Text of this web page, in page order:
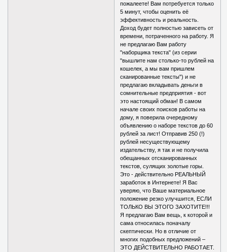
пожалеете! Вам потребуется только
5 минут, чтобы оценить её
эффективность и реальность.
Доход будет полностью зависеть от
времени, потраченного на работу. Я
не предлагаю Вам работу
"наборщика текста" (из серии
"вышлите нам столько-то рублей на
кошелек, а мы вам пришлем
сканированные тексты") и не
предлагаю вкладывать деньги в
сомнительные предприятия - вот
это настоящий обман! В самом
начале своих поисков работы на
дому, я поверила очередному
объявлению о наборе текстов до 60
рублей за лист! Отправив 250 (!)
рублей несуществующему
издательству, я так и не получила
обещанных отсканированных
текстов, сулящих золотые горы.
Это - действительно РЕАЛЬНЫЙ
заработок в Интернете! Я Вас
уверяю, что Ваше материальное
положение резко улучшится, ЕСЛИ
ТОЛЬКО ВЫ ЭТОГО ЗАХОТИТЕ!!!
Я предлагаю Вам вещь, к которой и
сама относилась поначалу
скептически. Но в отличие от
многих подобных предложений –
ЭТО ДЕЙСТВИТЕЛЬНО РАБОТАЕТ.